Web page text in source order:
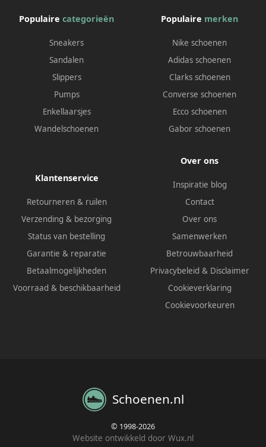
Populaire categorieën
Sneakers
Sandalen
Slippers
Pumps
Enkellaarsjes
Wandelschoenen
Populaire merken
Nike schoenen
Adidas schoenen
Clarks schoenen
Converse schoenen
Ecco schoenen
Gabor schoenen
Klantenservice
Retourneren & ruilen
Verzending & bezorging
Status van bestelling
Garantie & reparatie
Betaalmogelijkheden
Voorraad & beschikbaarheid
Over ons
Inspiratie blog
Contact
Over ons
Samenwerken
Betrouwbaarheid
Privacybeleid & Disclaimer
Cookieverklaring
Cookievoorkeuren
Schoenen.nl
© 1998-2026
Website ontwikkeld door Wux.nl